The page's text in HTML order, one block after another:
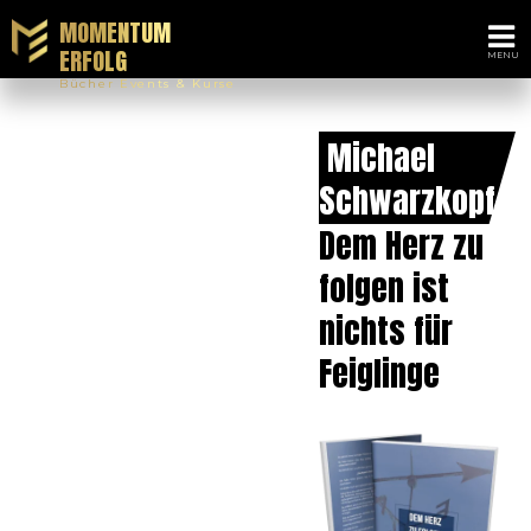
MOMENTUM
ERFOLG
Bücher Events & Kurse
Michael
Schwarzkopf
Dem Herz zu
folgen ist
nichts für
Feiglinge